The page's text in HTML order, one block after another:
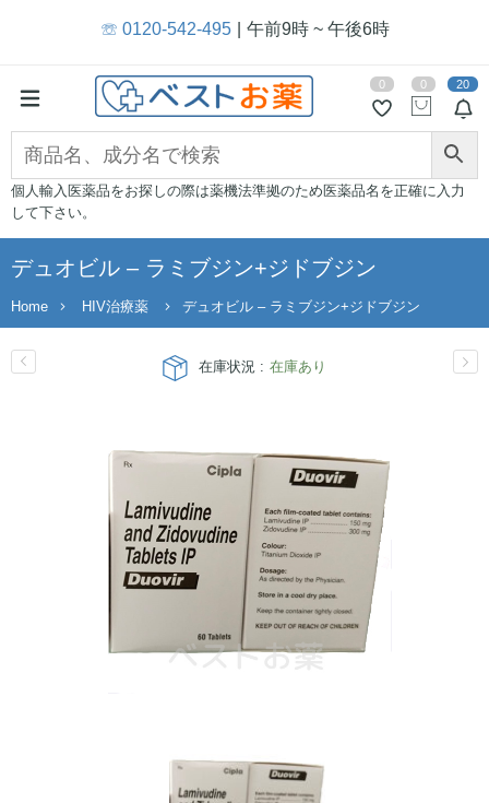
☏ 0120-542-495 午前9時 ~ 午後6時
20
0 0
個人輸入医薬品をお探しの際は薬機法準拠のため医薬品名を正確に入力
して下さい。
デュオビル – ラミブジン+ジドブジン
Home HIV治療薬 デュオビル – ラミブジン+ジドブジン
在庫状況 : 在庫あり